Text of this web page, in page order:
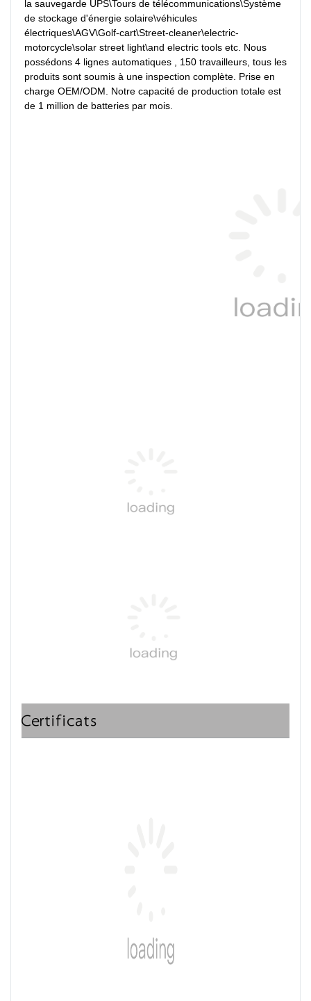
la sauvegarde UPS\Tours de télécommunications\Système
de stockage d'énergie solaire\véhicules
électriques\AGV\Golf-cart\Street-cleaner\electric-
motorcycle\solar street light\and electric tools etc. Nous
possédons 4 lignes automatiques , 150 travailleurs, tous les
produits sont soumis à une inspection complète. Prise en
charge OEM/ODM. Notre capacité de production totale est
de 1 million de batteries par mois.
Certificats